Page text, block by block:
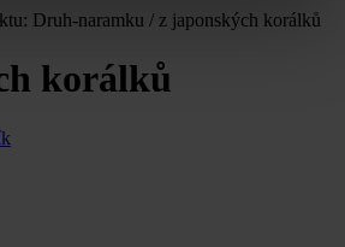
Druh-naramku / z japonských korálků
korálků